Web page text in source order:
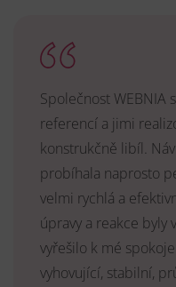
Společnost WEBNIA
referencí a jimi
konstrukčně libíl.
probíhala naprosto
velmi rychlá a
úpravy a reakce byly
vyřešilo k mé
vyhovující, stabilní,